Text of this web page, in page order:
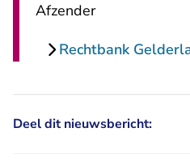
Afzender
Rechtbank
Deel dit nieuwsbericht: